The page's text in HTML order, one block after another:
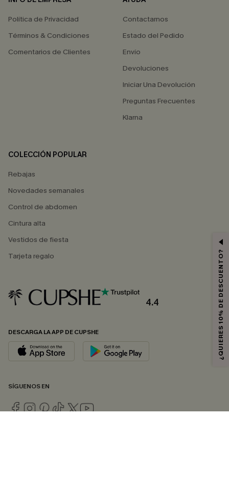
Política de Privacidad
Términos & Condiciones
Comentarios de Clientes
Contactarnos
Estado del Pedido
Envío
Devoluciones
Iniciar Una Devolución
Preguntas Frecuentes
Klarna
COLECCIÓN POPULAR
Rebajas
Novedades semanales
Control de abdomen
Cintura alta
Vestidos de fiesta
Tarjeta regalo
4.4
DESCARGA LA APP DE CUPSHE
SÍGUENOS EN
¿QUIERES 10% DE DESCUENTO?